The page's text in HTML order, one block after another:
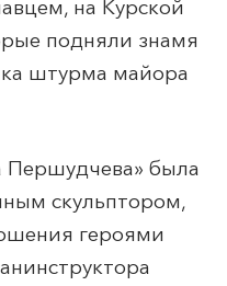
на Курской
подняли знамя
штурма майора
Першудчева» была
скульптором,
героями